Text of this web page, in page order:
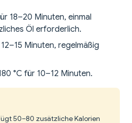
18–20 Minuten, einmal
Öl erforderlich.
Minuten, regelmäßig
°C für 10–12 Minuten.
50–80 zusätzliche Kalorien